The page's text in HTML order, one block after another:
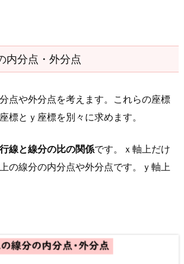
内分点・外分点
点や外分点を考えます。これらの座標
標とｙ座標を別々に求めます。
線と線分の比の関係です。ｘ軸上だけ
の線分の内分点や外分点です。ｙ軸上